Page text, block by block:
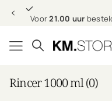
Voor21.00 uur
Rincer 1000 ml (0)